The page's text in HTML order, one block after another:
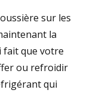
sur les
la
fait que votre
ou refroidir
qui